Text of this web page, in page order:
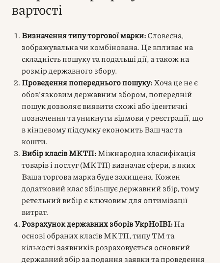
вартості
Визначення типу торгової марки:Словесна,
зображувальна чи комбінована. Це впливає на
складність пошуку та подальші дії, а також на
розмір державного збору.
Проведення попереднього пошуку:Хоча це не є
обов’язковим державним збором, попередній
пошук дозволяє виявити схожі або ідентичні
позначення та уникнути відмови у реєстрації, що
в кінцевому підсумку економить Ваш час та
кошти.
Вибір класів МКТП:Міжнародна класифікація
товарів і послуг (МКТП) визначає сфери, в яких
Ваша торгова марка буде захищена. Кожен
додатковий клас збільшує державний збір, тому
ретельний вибір є ключовим для оптимізації
витрат.
Розрахунок державних зборів УкрНоІВІ:На
основі обраних класів МКТП, типу ТМ та
кількості заявників розраховується основний
державний збір за подання заявки та проведення